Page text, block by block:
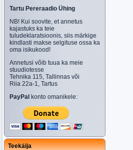
Tartu Pereraadio Ühing
NB! Kui soovite, et annetus
kajastuks ka teie
tuludeklaratsioonis, siis märkige
kindlasti makse selgituse ossa ka
oma isikukood!
Annetusi võib tuua ka meie
stuudiotesse
Tehnika 115, Tallinnas või
Riia 22a-1, Tartus
PayPal konto omanikele:
Teekäija